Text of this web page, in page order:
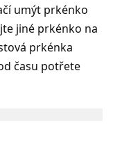
umýt prkénko
jiné prkénko na
prkénka
času potřete